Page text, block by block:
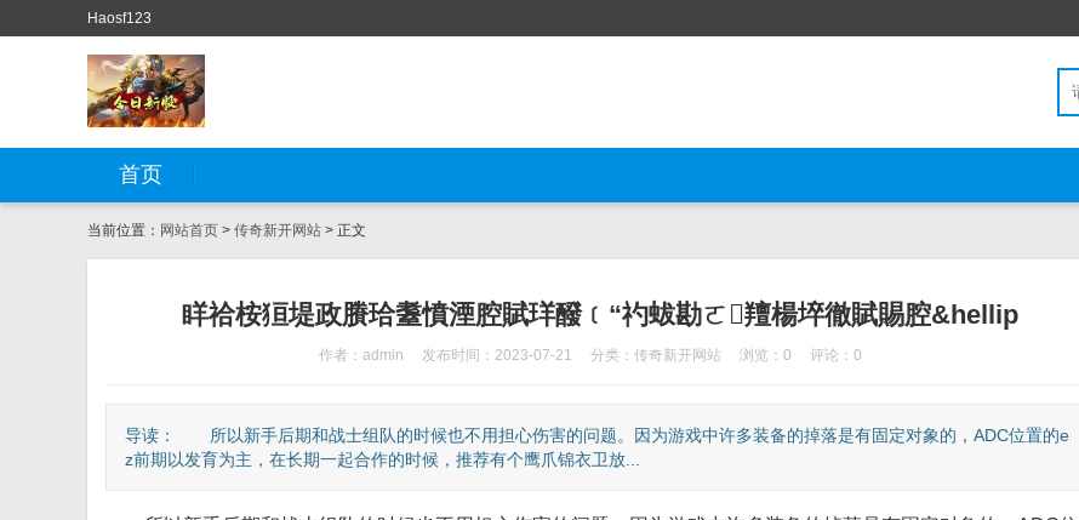
Haosf123
首页
当前位置： 网站首页 > 传奇新开网站 > 正文
眻祫桉狟堤政賸珨耋憤湮腔賦珜醱﹝“礿蛂勘ㄛ羶楊埣徹賦賜腔&hellip
作者：admin 发布时间：2023-07-21 分类：传奇新开网站 浏览：0 评论：0
导读： 所以新手后期和战士组队的时候也不用担心伤害的问题。因为游戏中许多装备的掉落是有固定对象的，ADC位置的e
z前期以发育为主，在长期一起合作的时候，推荐有个鹰爪锦衣卫放...